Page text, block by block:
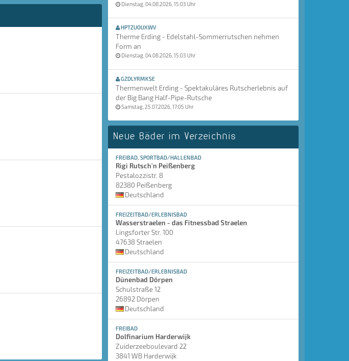
Dienstag, 04.08.2026, 15:03 Uhr
HPTZUOUXWV
Therme Erding - Edelstahl-Sommerrutschen nehmen
Form an
Dienstag, 04.08.2026, 15:03 Uhr
GZDLYRMKSE
Thermenwelt Erding - Spektakuläres Rutscherlebnis auf
der Big Bang Half-Pipe-Rutsche
Samstag, 25.07.2026, 17:05 Uhr
Neue Bäder im Verzeichnis
FREIBAD, SPORTBAD/HALLENBAD
Rigi Rutsch'n Peißenberg
Pestalozzistr. 8
82380 Peißenberg
Deutschland
FREIZEITBAD/ERLEBNISBAD
Wasserstraelen - das Fitnessbad Straelen
Lingsforter Str. 100
47638 Straelen
Deutschland
FREIZEITBAD/ERLEBNISBAD
Dünenbad Dörpen
Schulstraße 12
26892 Dörpen
Deutschland
FREIBAD
Dolfinarium Harderwijk
Zuiderzeeboulevard 22
3841 WB Harderwijk